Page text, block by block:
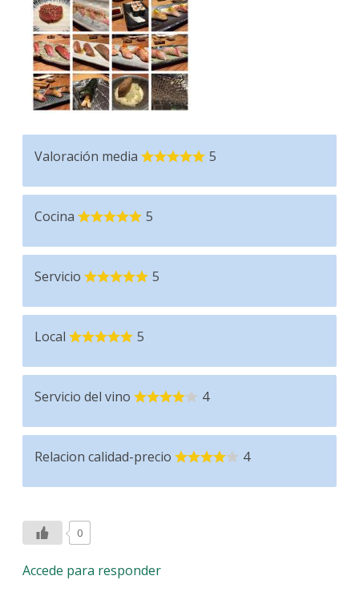
Valoración media 5
Cocina 5
Servicio 5
Local 5
Servicio del vino 4
Relacion calidad-precio 4
0
Accede para responder